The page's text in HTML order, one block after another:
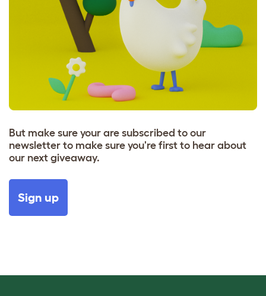
But make sure your are subscribed to our
newsletter to make sure you're first to hear about
our next giveaway.
Sign up